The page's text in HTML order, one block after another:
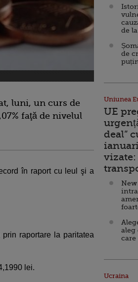
luni, un curs de
faţă de nivelul
în raport cu leul şi a
raportare la paritatea
lei.
de
de
Uniunea
UE
deal”
New
aleg
care
Ucraina